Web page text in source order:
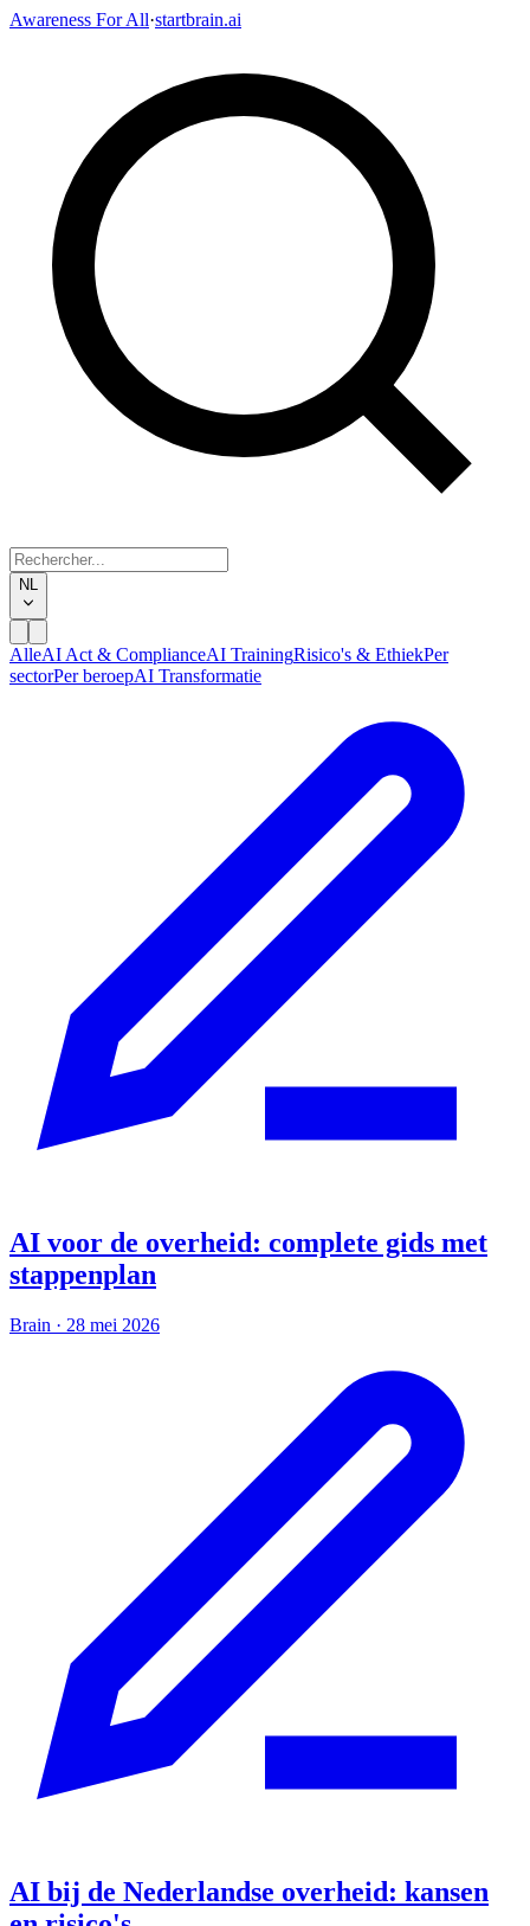
Awareness For All·startbrain.ai
NL
AlleAI Act & ComplianceAI TrainingRisico's & EthiekPer
sectorPer beroepAI Transformatie
AI voor de overheid: complete gids met
stappenplan
Brain · 28 mei 2026
AI bij de Nederlandse overheid: kansen